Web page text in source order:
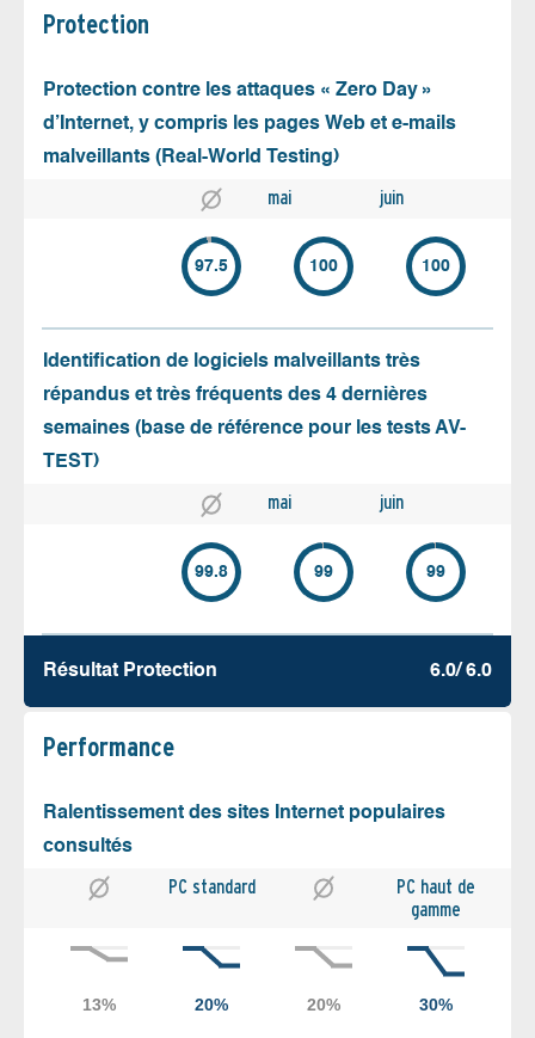
Protection
Protection contre les attaques « Zero Day »
d’Internet, y compris les pages Web et e-mails
malveillants (Real-World Testing)
mai juin
97.5 100 100
Identification de logiciels malveillants très
répandus et très fréquents des 4 dernières
semaines (base de référence pour les tests AV-
TEST)
mai juin
99.8 99 99
Résultat Protection 6.0/ 6.0
Performance
Ralentissement des sites Internet populaires
consultés
PC standard
PC haut de
gamme